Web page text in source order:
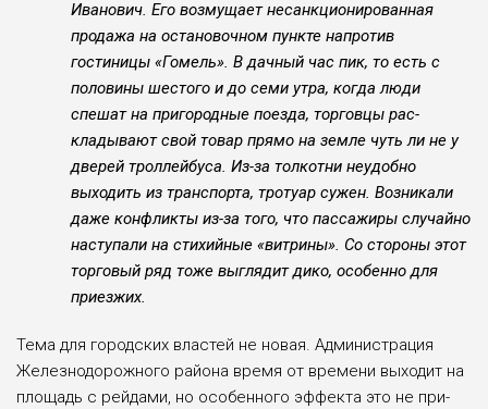
Иванович. Его возмущает не­санкционированная
продажа на остановочном пункте на­против
гостиницы «Гомель». В дачный час пик, то есть с
поло­вины шестого и до семи утра, когда люди
спешат на приго­родные поезда, торговцы рас­
кладывают свой товар прямо на земле чуть ли не у
дверей троллейбуса. Из-за толкотни неудобно
выходить из транс­порта, тротуар сужен. Возника­ли
даже конфликты из-за того, что пассажиры случайно
насту­пали на стихийные «витрины». Со стороны этот
торговый ряд тоже выглядит дико, особенно для
приезжих.
Тема для городских вла­стей не новая. Администра­ция
Железнодорожного райо­на время от времени выходит на
площадь с рейдами, но осо­бенного эффекта это не при­